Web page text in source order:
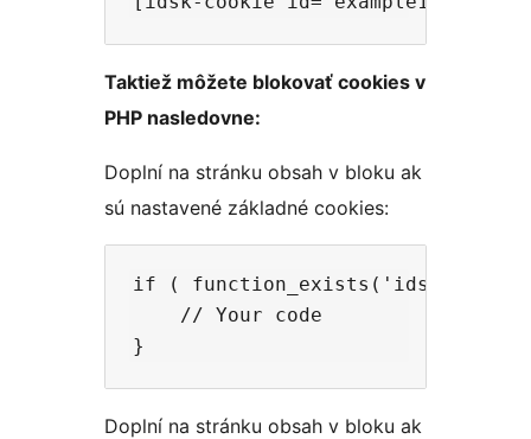
Taktiež môžete blokovať cookies v
PHP nasledovne:
Doplní na stránku obsah v bloku ak
sú nastavené základné cookies:
if (
    // Your code
Doplní na stránku obsah v bloku ak